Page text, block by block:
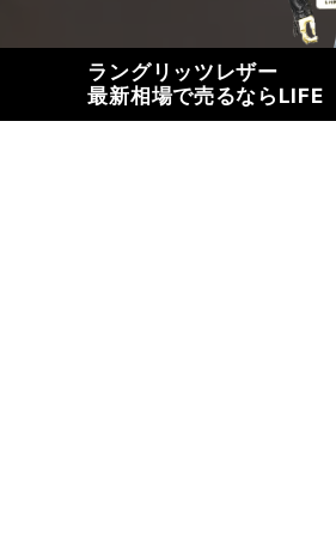
ラングリッツレザー
最新相場で売るならLIFE